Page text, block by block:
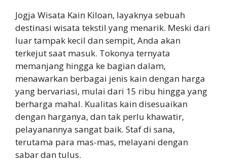
Jogja Wisata Kain Kiloan, layaknya sebuah
destinasi wisata tekstil yang menarik. Meski dari
luar tampak kecil dan sempit, Anda akan
terkejut saat masuk. Tokonya ternyata
memanjang hingga ke bagian dalam,
menawarkan berbagai jenis kain dengan harga
yang bervariasi, mulai dari 15 ribu hingga yang
berharga mahal. Kualitas kain disesuaikan
dengan harganya, dan tak perlu khawatir,
pelayanannya sangat baik. Staf di sana,
terutama para mas-mas, melayani dengan
sabar dan tulus.